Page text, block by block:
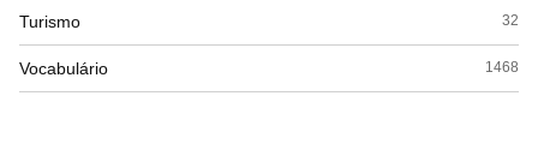
Turismo 32
Vocabulário 1468